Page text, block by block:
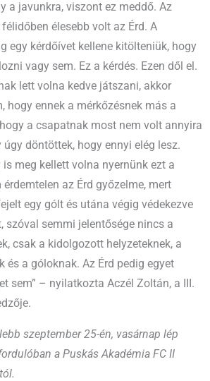
a javunkra, viszont ez meddő. Az
élesebb volt az Érd. A
egy kérdőívet kellene kitölteniük, hogy
vagy sem. Ez a kérdés. Ezen dől el.
lett volna kedve játszani, akkor
hogy ennek a mérkőzésnek más a
a csapatnak most nem volt annyira
úgy döntöttek, hogy ennyi elég lesz.
meg kellett volna nyernünk ezt a
az Érd győzelme, mert
egy gólt és utána végig védekezve
szóval semmi jelentősége nincs a
csak a kidolgozott helyzeteknek, a
és a góloknak. Az Érd pedig egyet
sem” – nyilatkozta Aczél Zoltán, a III.
szeptember 25-én, vasárnap lép
a Puskás Akadémia FC II